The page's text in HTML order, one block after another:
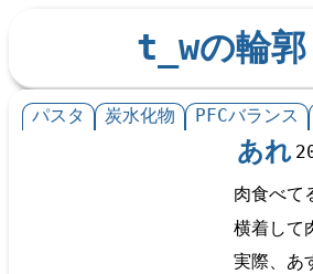
t_wの輪郭
パスタ 炭水化物 PFCバランス
あれ
肉食べて
横着して
実際、あ